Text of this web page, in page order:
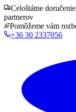
Celoštátne doručenie
partnerov
Pomôžeme vám
+36 30 2337056